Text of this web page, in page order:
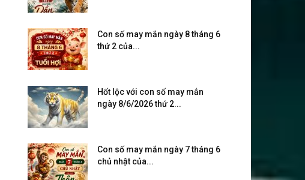
Con số may mắn ngày 8 tháng 6
thứ 2 của...
Hốt lộc với con số may mắn
ngày 8/6/2026 thứ 2...
Con số may mắn ngày 7 tháng 6
chủ nhật của...